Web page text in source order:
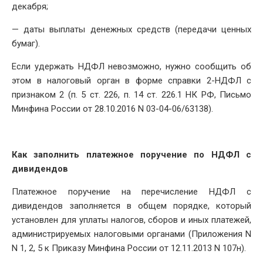
декабря;
— даты выплаты денежных средств (передачи ценных
бумаг).
Если удержать НДФЛ невозможно, нужно сообщить об
этом в налоговый орган в форме справки 2-НДФЛ с
признаком 2 (п. 5 ст. 226, п. 14 ст. 226.1 НК РФ, Письмо
Минфина России от 28.10.2016 N 03-04-06/63138).
Как заполнить платежное поручение по НДФЛ с
дивидендов
Платежное поручение на перечисление НДФЛ с
дивидендов заполняется в общем порядке, который
установлен для уплаты налогов, сборов и иных платежей,
администрируемых налоговыми органами (Приложения N
N 1, 2, 5 к Приказу Минфина России от 12.11.2013 N 107н).